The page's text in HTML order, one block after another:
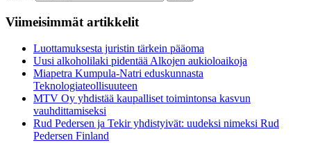
Viimeisimmät artikkelit
Luottamuksesta juristin tärkein pääoma
Uusi alkoholilaki pidentää Alkojen aukioloaikoja
Miapetra Kumpula-Natri eduskunnasta
Teknologiateollisuuteen
MTV Oy yhdistää kaupalliset toimintonsa kasvun
vauhdittamiseksi
Rud Pedersen ja Tekir yhdistyivät: uudeksi nimeksi Rud
Pedersen Finland